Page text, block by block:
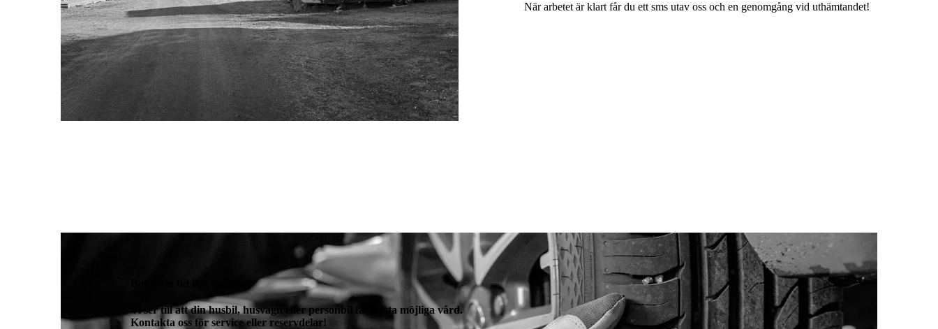
När arbetet är klart får du ett sms utav oss och en genomgång vid uthämtandet!
Vi ser till att din husbil, husvagn eller personbil får bästa möjliga vård.
Kontakta oss för service eller reservdelar!